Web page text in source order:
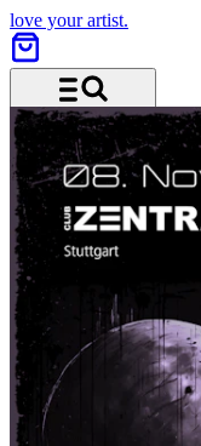
love your artist.
Menü und Suche